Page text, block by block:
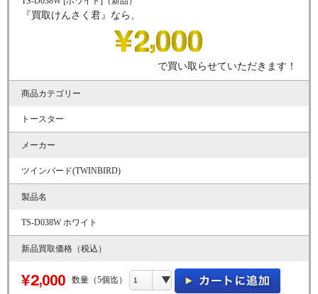
『買取けんさく君』なら、
で買い取らせていただきます！
商品カテゴリー
トースター
メーカー
ツインバード(TWINBIRD)
製品名
TS-D038W ホワイト
新品買取価格（税込）
数量（5個迄）